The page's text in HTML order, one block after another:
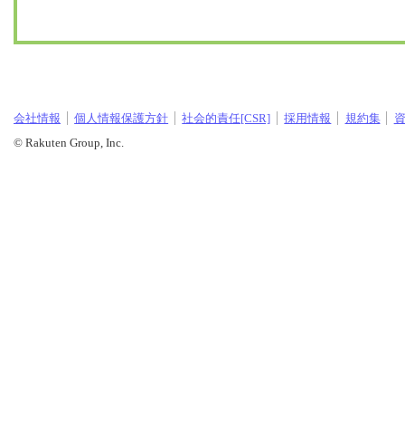
会社情報 個人情報保護方針 社会的責任[CSR] 採用情報 規約集
© Rakuten Group, Inc.